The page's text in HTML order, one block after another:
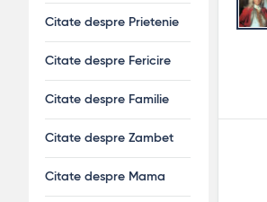
Citate despre Prietenie
Citate despre Fericire
Citate despre Familie
Citate despre Zambet
Citate despre Mama